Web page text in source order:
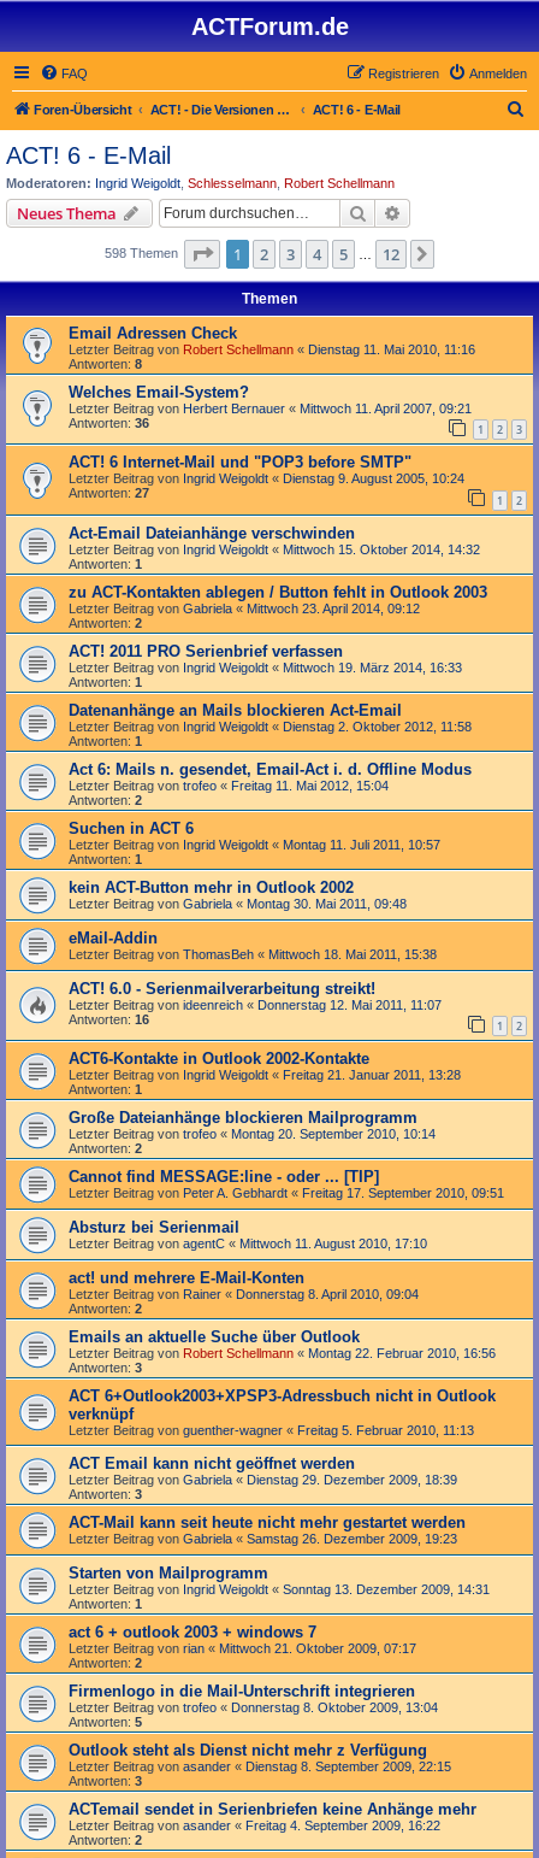
ACTForum.de
FAQ Anmelden
Registrieren
Foren-Übersicht ACT! - Die Versionen 2.x bis 6.x (auch ACT! 2000) ACT! 6 - E-Mail
ACT! 6 - E-Mail
Moderatoren: Ingrid Weigoldt Schlesselmann Robert Schellmann
Neues Thema Suche
598 Themen Seite 1von 12
1 2 3 4 5 12
Themen
Email Adressen Check
Letzter Beitrag von Robert Schellmann « Dienstag 11. Mai 2010, 11:16
Antworten: 8
Welches Email-System?
Letzter Beitrag von Herbert Bernauer « Mittwoch 11. April 2007, 09:21
Antworten: 36 1 2 3
ACT! 6 Internet-Mail und "POP3 before SMTP"
Letzter Beitrag von Ingrid Weigoldt « Dienstag 9. August 2005, 10:24
Antworten: 27 1 2
Act-Email Dateianhänge verschwinden
Letzter Beitrag von Ingrid Weigoldt « Mittwoch 15. Oktober 2014, 14:32
Antworten: 1
zu ACT-Kontakten ablegen / Button fehlt in Outlook 2003
Letzter Beitrag von Gabriela « Mittwoch 23. April 2014, 09:12
Antworten: 2
ACT! 2011 PRO Serienbrief verfassen
Letzter Beitrag von Ingrid Weigoldt « Mittwoch 19. März 2014, 16:33
Antworten: 1
Datenanhänge an Mails blockieren Act-Email
Letzter Beitrag von Ingrid Weigoldt « Dienstag 2. Oktober 2012, 11:58
Antworten: 1
Act 6: Mails n. gesendet, Email-Act i. d. Offline Modus
Letzter Beitrag von trofeo « Freitag 11. Mai 2012, 15:04
Antworten: 2
Suchen in ACT 6
Letzter Beitrag von Ingrid Weigoldt « Montag 11. Juli 2011, 10:57
Antworten: 1
kein ACT-Button mehr in Outlook 2002
Letzter Beitrag von Gabriela « Montag 30. Mai 2011, 09:48
eMail-Addin
Letzter Beitrag von ThomasBeh « Mittwoch 18. Mai 2011, 15:38
ACT! 6.0 - Serienmailverarbeitung streikt!
Letzter Beitrag von ideenreich « Donnerstag 12. Mai 2011, 11:07
Antworten: 16 1 2
ACT6-Kontakte in Outlook 2002-Kontakte
Letzter Beitrag von Ingrid Weigoldt « Freitag 21. Januar 2011, 13:28
Antworten: 1
Große Dateianhänge blockieren Mailprogramm
Letzter Beitrag von trofeo « Montag 20. September 2010, 10:14
Antworten: 2
Cannot find MESSAGE:line - oder ... [TIP]
Letzter Beitrag von Peter A. Gebhardt « Freitag 17. September 2010, 09:51
Absturz bei Serienmail
Letzter Beitrag von agentC « Mittwoch 11. August 2010, 17:10
act! und mehrere E-Mail-Konten
Letzter Beitrag von Rainer « Donnerstag 8. April 2010, 09:04
Antworten: 2
Emails an aktuelle Suche über Outlook
Letzter Beitrag von Robert Schellmann « Montag 22. Februar 2010, 16:56
Antworten: 3
ACT 6+Outlook2003+XPSP3-Adressbuch nicht in Outlook
verknüpf
Letzter Beitrag von guenther-wagner « Freitag 5. Februar 2010, 11:13
ACT Email kann nicht geöffnet werden
Letzter Beitrag von Gabriela « Dienstag 29. Dezember 2009, 18:39
Antworten: 3
ACT-Mail kann seit heute nicht mehr gestartet werden
Letzter Beitrag von Gabriela « Samstag 26. Dezember 2009, 19:23
Starten von Mailprogramm
Letzter Beitrag von Ingrid Weigoldt « Sonntag 13. Dezember 2009, 14:31
Antworten: 1
act 6 + outlook 2003 + windows 7
Letzter Beitrag von rian « Mittwoch 21. Oktober 2009, 07:17
Antworten: 2
Firmenlogo in die Mail-Unterschrift integrieren
Letzter Beitrag von trofeo « Donnerstag 8. Oktober 2009, 13:04
Antworten: 5
Outlook steht als Dienst nicht mehr z Verfügung
Letzter Beitrag von asander « Dienstag 8. September 2009, 22:15
Antworten: 3
ACTemail sendet in Serienbriefen keine Anhänge mehr
Letzter Beitrag von asander « Freitag 4. September 2009, 16:22
Antworten: 2